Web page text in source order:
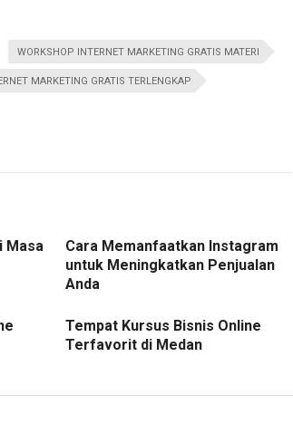
WORKSHOP INTERNET MARKETING GRATIS MATERI
MARKETING GRATIS TERLENGKAP
Masa
Cara Memanfaatkan Instagram
untuk Meningkatkan Penjualan
Anda
Tempat Kursus Bisnis Online
Terfavorit di Medan